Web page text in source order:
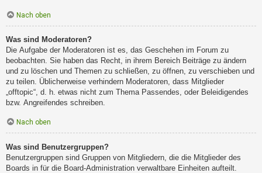
Nach oben
Was sind Moderatoren?
Die Aufgabe der Moderatoren ist es, das Geschehen im Forum zu
beobachten. Sie haben das Recht, in ihrem Bereich Beiträge zu ändern
und zu löschen und Themen zu schließen, zu öffnen, zu verschieben und
zu teilen. Üblicherweise verhindern Moderatoren, dass Mitglieder
„offtopic“, d. h. etwas nicht zum Thema Passendes, oder Beleidigendes
bzw. Angreifendes schreiben.
Nach oben
Was sind Benutzergruppen?
Benutzergruppen sind Gruppen von Mitgliedern, die die Mitglieder des
Boards in für die Board-Administration verwaltbare Einheiten aufteilt.